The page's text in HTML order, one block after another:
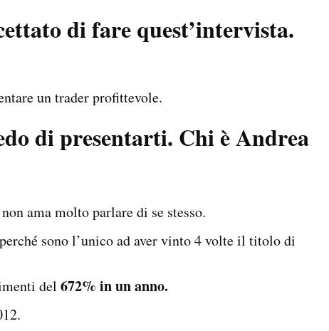
di fare quest’intervista.
un trader profittevole.
di presentarti. Chi è Andrea
ama molto parlare di se stesso.
sono l’unico ad aver vinto 4 volte il titolo di
del 672% in un anno.